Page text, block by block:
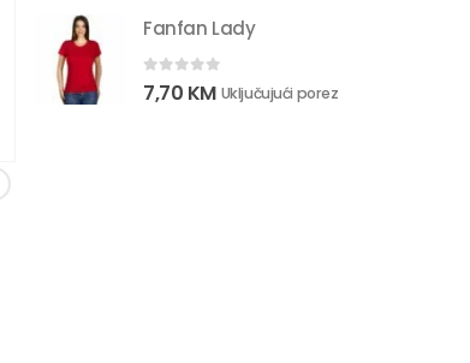
Fanfan Lady
0out of 5
7,70 KM Uključujući porez